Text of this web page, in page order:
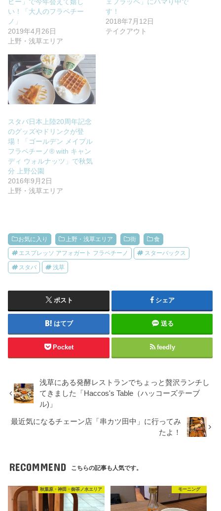
い！「大人のフラペチー
ノ」
2019年4月26日
上野・浅草エリア
す！
2018年7月12日
テイクアウト
スタバ日本上陸20周年記念
のグッズやドリンクが登
場！「ゴールデン メイプル
フラペチーノ® with キャン
ディ ウォルナッツ」で秋気
分 上野公園
2016年9月2日
上野・浅草エリア
お気に入り 上野・浅草エリア 街 食
エスプレッソ アフォガート フラペチーノ スターバックス
スタバ 浅草
ポスト シェア
はてブ 送る
Pocket feedly
浅草にある発酵レストランでちょっと贅沢ランチし
てきました「Haccos's Table（ハッコーズテーブ
ル)」
最近気になるチェーン店「串カツ田中」に行ってみ
たよ！
RECOMMEND こちらの記事も人気です。
秋葉原・神田・御茶ノ水エリア モーニング